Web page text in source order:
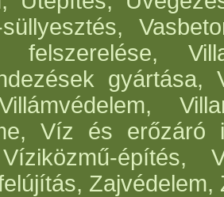
süllyesztés,
felszerelése,
gyártása,
Víz és erőzáró
építés,